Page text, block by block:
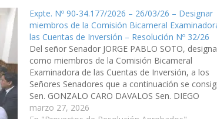
Expte. Nº 90-34.177/2026 – 26/03/26 – Designar
miembros de la Comisión Bicameral
las Cuentas de Inversión – Resolución Nº 32/26
Del señor Senador JORGE PABLO SOTO,
como miembros de la Comisión Bicameral
Examinadora de las Cuentas de Inversión, a los
Señores Senadores que a continuación se
Sen. GONZALO CARO DAVALOS Sen. DIEGO
EVARISTO CARI Sen. JUAN CRUZ CURA (Expte. Nº
marzo 27, 2026